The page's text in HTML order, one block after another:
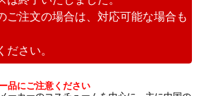
ご注文の場合は、対応可能な場合も
ださい。
品にご注意ください